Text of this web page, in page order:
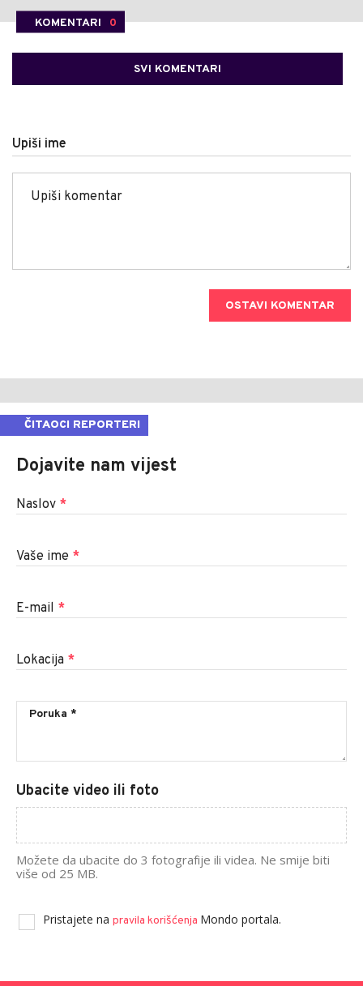
KOMENTARI 0
SVI KOMENTARI
Upiši ime
OSTAVI KOMENTAR
ČITAOCI REPORTERI
Dojavite nam vijest
Naslov *
Vaše ime *
E-mail *
Lokacija *
Ubacite video ili foto
Možete da ubacite do 3 fotografije ili videa. Ne smije biti
više od 25 MB.
Pristajete na pravila korišćenja Mondo portala.